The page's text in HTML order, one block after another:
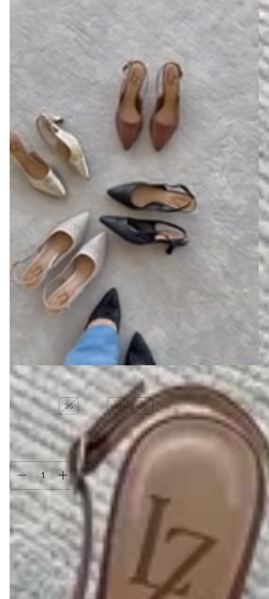
Tamanho: 34
34 35 36 37 38 39
Só restam3em estoque!
Compra protegida
Seus dados cuidados durante toda a compra.
Trocas e devoluções
Se não gostar, você pode trocar ou devolver.